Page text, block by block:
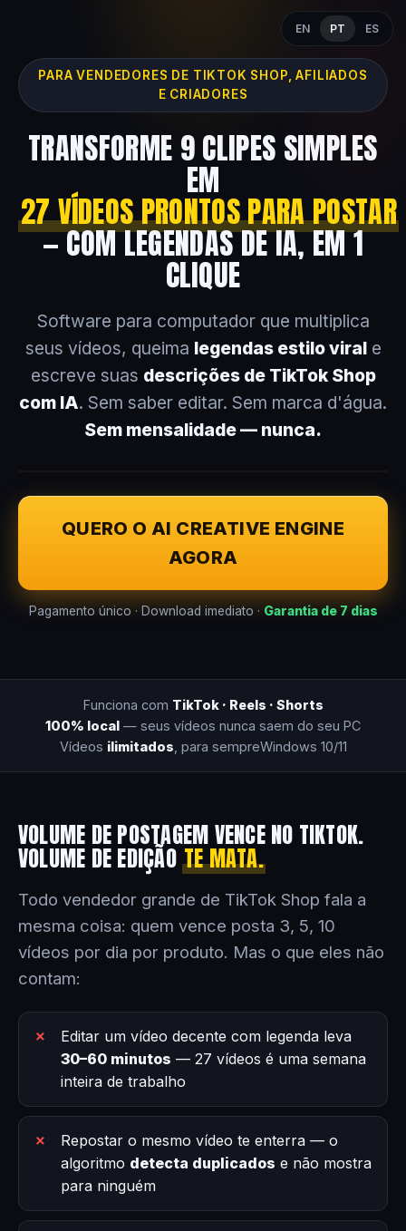
EN PT ES
PARA VENDEDORES DE TIKTOK SHOP, AFILIADOS
E CRIADORES
TRANSFORME 9 CLIPES SIMPLES
EM
27 VÍDEOS PRONTOS PARA POSTAR
— COM LEGENDAS DE IA, EM 1
CLIQUE
Software para computador que multiplica
seus vídeos, queima legendas estilo virale
escreve suas descrições de TikTok Shop
com IA. Sem saber editar. Sem marca d'água.
Sem mensalidade — nunca.
QUERO O AI CREATIVE ENGINE
AGORA
Pagamento único · Download imediato · Garantia de 7 dias
Funciona com TikTok · Reels · Shorts
100% local — seus vídeos nunca saem do seu PC
Vídeos ilimitados , para sempreWindows 10/11
VOLUME DE POSTAGEM VENCE NO TIKTOK.
VOLUME DE EDIÇÃOTE MATA.
Todo vendedor grande de TikTok Shop fala a
mesma coisa: quem vence posta 3, 5, 10
vídeos por dia por produto. Mas o que eles não
contam:
Editar um vídeo decente com legenda leva
30–60 minutos — 27 vídeos é uma semana
inteira de trabalho
Repostar o mesmo vídeo te enterra — o
algoritmo detecta duplicados e não mostra
para ninguém